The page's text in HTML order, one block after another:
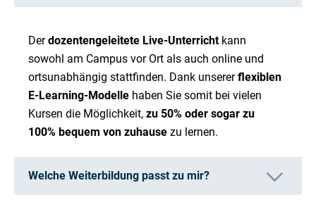
Derdozentengeleitete Live-Unterrichtkann
sowohl am Campus vor Ort als auch online und
ortsunabhängig stattfinden. Dank unsererflexiblen
E-Learning-Modelle haben Sie somit bei vielen
Kursen die Möglichkeit, zu 50% oder sogar zu
100% bequem von zuhause zu lernen.
Welche Weiterbildung passt zu mir?